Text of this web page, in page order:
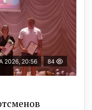
2026, 20:56 84